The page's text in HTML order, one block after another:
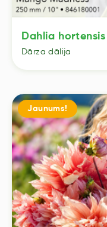
Dahlia
Dārza dālija